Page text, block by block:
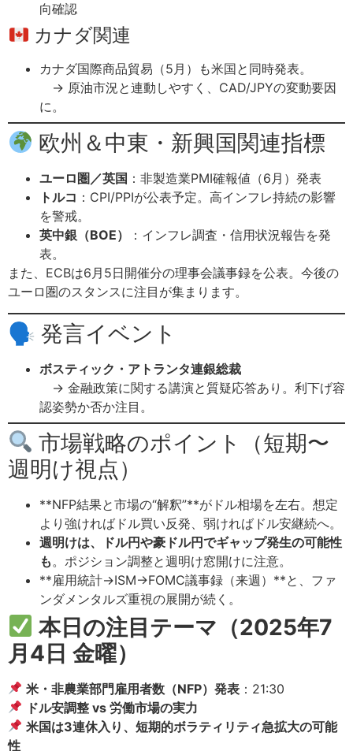
向確認
カナダ関連
カナダ国際商品貿易（5月）も米国と同時発表。
→ 原油市況と連動しやすく、CAD/JPYの変動要因
に。
欧州＆中東・新興国関連指標
ユーロ圏／英国 ：非製造業PMI確報値（6月）発表
トルコ ：CPI/PPIが公表予定。高インフレ持続の影響
を警戒。
英中銀（BOE）
：インフレ調査・信用状況報告を発
表。
また、ECBは6月5日開催分の理事会議事録を公表。今後の
ユーロ圏のスタンスに注目が集まります。
🗣 発言イベント
ボスティック・アトランタ連銀総裁
→ 金融政策に関する講演と質疑応答あり。利下げ容
認姿勢か否か注目。
市場戦略のポイント（短期〜
週明け視点）
**NFP結果と市場の“解釈”**がドル相場を左右。想定
より強ければドル買い反発、弱ければドル安継続へ。
週明けは、ドル円や豪ドル円でギャップ発生の可能性
も 。ポジション調整と週明け窓開けに注意。
**雇用統計→ISM→FOMC議事録（来週）**と、ファ
ンダメンタルズ重視の展開が続く。
本日の注目テーマ（2025年7
月4日 金曜）
米・非農業部門雇用者数（NFP）発表 ：21:30
ドル安調整 vs 労働市場の実力
米国は3連休入り、短期的ボラティリティ急拡大の可能
性